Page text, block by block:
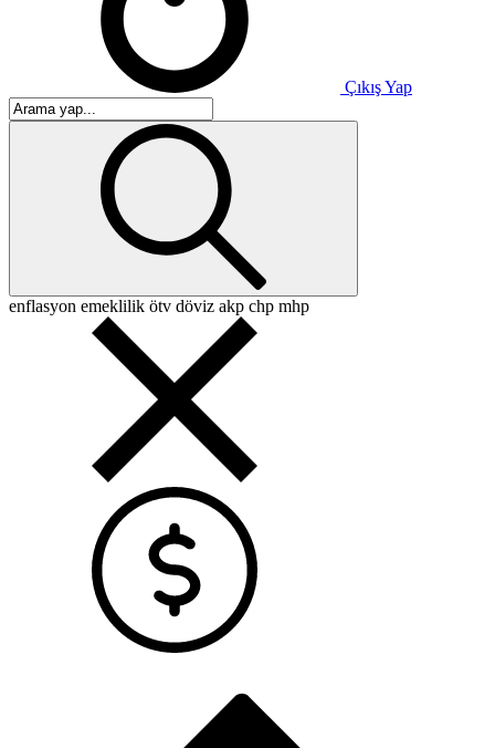
Çıkış Yap
enflasyon emeklilik ötv döviz akp chp mhp